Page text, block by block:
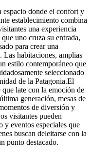
donde el confort y
establecimiento combina
una experiencia
uno cruza su entrada,
para crear una
Las habitaciones, amplias
estilo contemporáneo que
seleccionado
de la Patagonia.El
late con la emoción de
generación, mesas de
de diversión y
visitantes pueden
y eventos especiales que
buscan deleitarse con la
punto destacado.